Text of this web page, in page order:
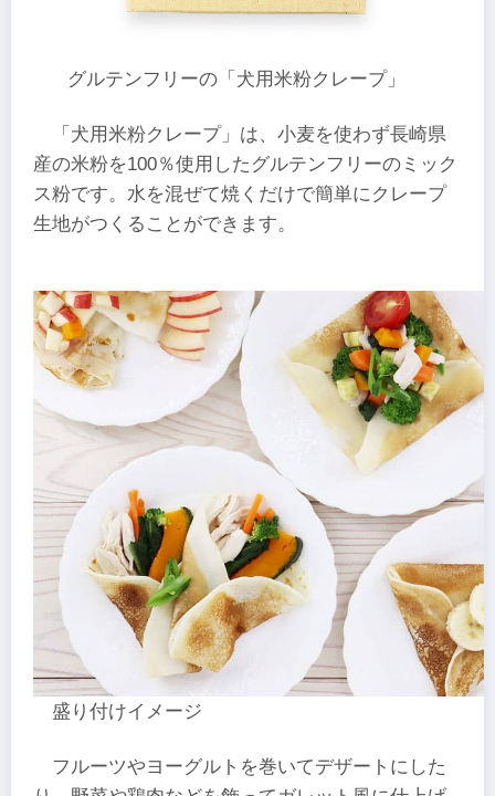
グルテンフリーの「犬用米粉クレープ」
「犬用米粉クレープ」は、小麦を使わず長崎県
産の米粉を100％使用したグルテンフリーのミック
ス粉です。水を混ぜて焼くだけで簡単にクレープ
生地がつくることができます。
盛り付けイメージ
フルーツやヨーグルトを巻いてデザートにした